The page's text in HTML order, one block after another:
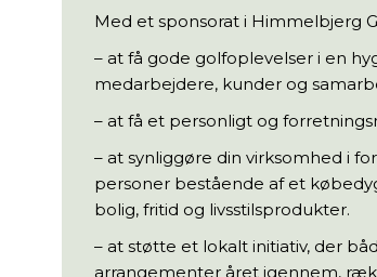
Med et sponsorat i Himmelbjerg
– at få gode golfoplevelser i en
medarbejdere, kunder og
– at få et personligt og
– at synliggøre din virksomhed i
personer bestående af et
bolig, fritid og livsstilsprodukter.
– at støtte et lokalt initiativ, der
arrangementer året igennem,